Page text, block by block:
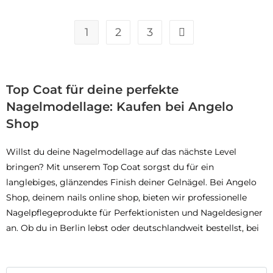
1 2 3
Top Coat für deine perfekte
Nagelmodellage: Kaufen bei Angelo
Shop
Willst du deine Nagelmodellage auf das nächste Level
bringen? Mit unserem Top Coat sorgst du für ein
langlebiges, glänzendes Finish deiner Gelnägel. Bei Angelo
Shop, deinem nails online shop, bieten wir professionelle
Nagelpflegeprodukte für Perfektionisten und Nageldesigner
an. Ob du in Berlin lebst oder deutschlandweit bestellst, bei